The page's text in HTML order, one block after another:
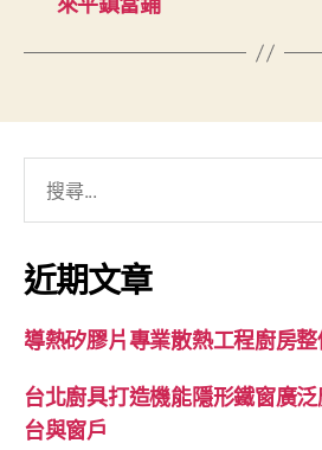
關
鍵
字:
近期文章
導熱矽膠片專業散熱工程廚房
台北廚具打造機能隱形鐵窗廣
台與窗戶